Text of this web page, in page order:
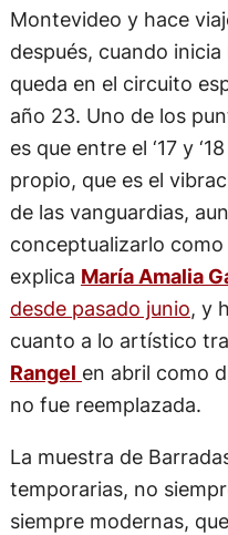
Montevideo y hace
después, cuando
queda en el circuito
año 23. Uno de los
es que entre el ‘17 y
propio, que es el
de las vanguardias,
conceptualizarlo como
explica María Amalia
desde pasado junio, y
cuanto a lo artístico
Rangel en abril como
no fue reemplazada.
La muestra de
temporarias, no
siempre modernas,